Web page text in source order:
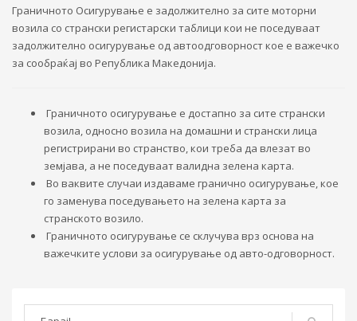
Граничното Осигурување е задолжително за сите моторни
возила со странски регистарски таблици кои не поседуваат
задолжително осигурување од автоодговорност кое е важечко
за сообраќај во Република Македонија.
Граничното осигурување е достапно за сите странски
возила, односно возила на домашни и странски лица
регистрирани во странство, кои треба да влезат во
земјава, а не поседуваат валидна зелена карта.
Во ваквите случаи издаваме гранично осигурување, кое
го заменува поседувањето на зелена карта за
странското возило.
Граничното осигурување се склучува врз основа на
важечките услови за осигурување од авто-одговорност.